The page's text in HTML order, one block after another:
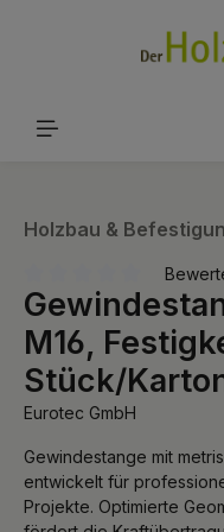
Holzbau &
Durchschnittliche
M16,
Stück/
Eurotec GmbH
Gewindestange mit
entwickelt für
Projekte. Optimierte